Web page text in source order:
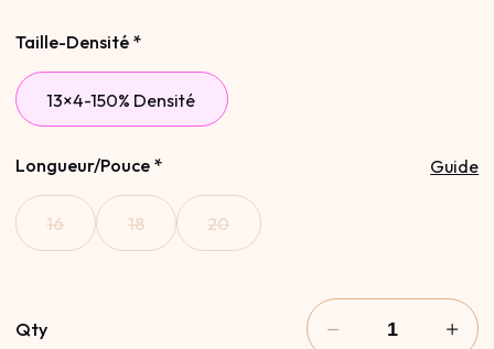
Taille-Densité *
13×4-150% Densité
Longueur/Pouce * Guide
16 18 20
Qty